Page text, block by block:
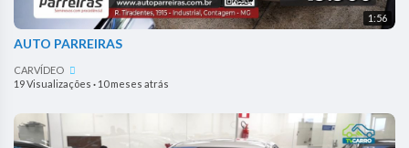
1:56
AUTO PARREIRAS
CARVÍDEO
19 Visualizações · 10 meses atrás